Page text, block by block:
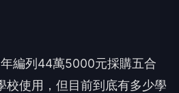
編列44萬5000元採購五合
校使用，但目前到底有多少學